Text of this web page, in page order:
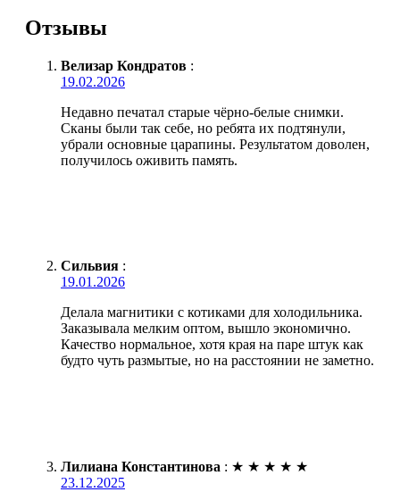
Отзывы
Велизар Кондратов :
19.02.2026
Недавно печатал старые чёрно-белые снимки.
Сканы были так себе, но ребята их подтянули,
убрали основные царапины. Результатом доволен,
получилось оживить память.
Сильвия :
19.01.2026
Делала магнитики с котиками для холодильника.
Заказывала мелким оптом, вышло экономично.
Качество нормальное, хотя края на паре штук как
будто чуть размытые, но на расстоянии не заметно.
Лилиана Константинова : ★ ★ ★ ★ ★
23.12.2025